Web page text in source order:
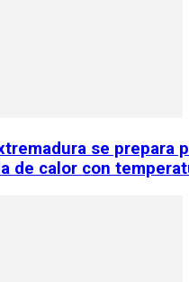
se prepara
de calor con